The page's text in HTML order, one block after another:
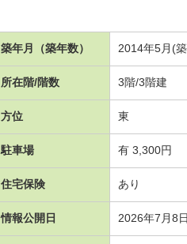
築年月（築年数） 2014年5月(
所在階/階数 3階/3階建
方位 東
駐車場 有 3,300円
住宅保険 あり
情報公開日 2026年7月8日